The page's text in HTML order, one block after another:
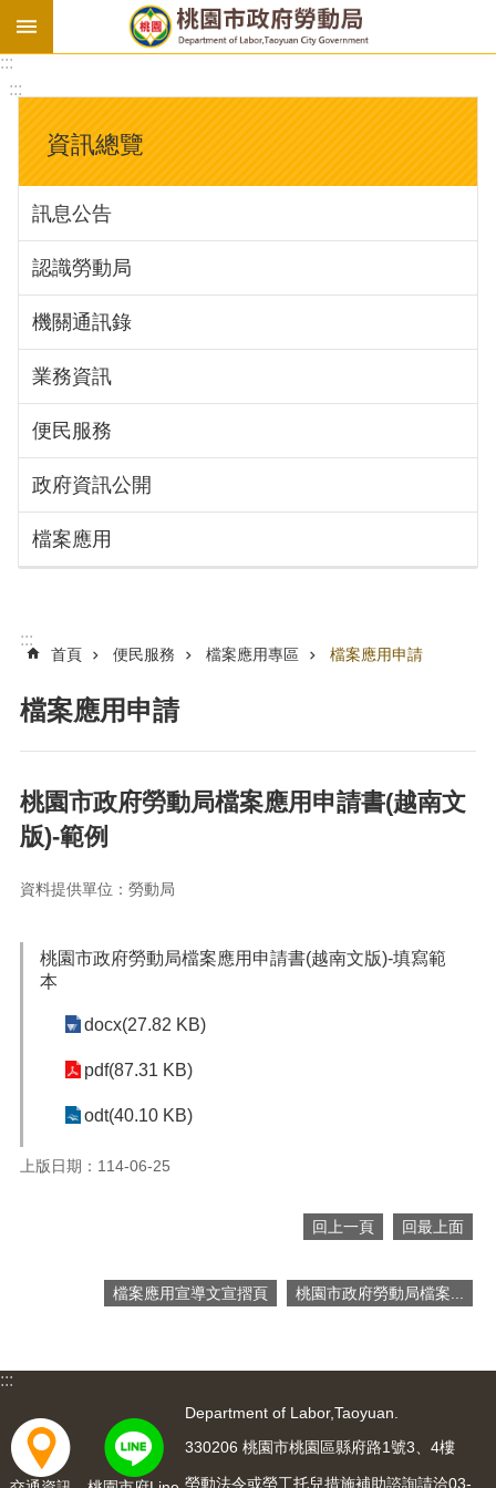
基
法
勞
資
會
庇
護
工
場
進
訊
息
公
識
動
局
關
通
訊
業
資
府
資
首
頁
:::
:::
資訊總覽
訊息公告
認識勞動局
機關通訊錄
業務資訊
便民服務
政府資訊公開
檔案應用
:::
首頁 便民服務 檔案應用專區 檔案應用申請
檔案應用申請
桃園市政府勞動局檔案應用申請書(越南文
版)-範例
資料提供單位：勞動局
桃園市政府勞動局檔案應用申請書(越南文版)-填寫範
本
docx(27.82 KB)
pdf(87.31 KB)
odt(40.10 KB)
上版日期：114-06-25
回上一頁 回最上面
檔案應用宣導文宣摺頁 桃園市政府勞動局檔案...
:::
Department of Labor,Taoyuan.
330206 桃園市桃園區縣府路1號3、4樓
勞動法令或勞工托兒措施補助諮詢請洽03-